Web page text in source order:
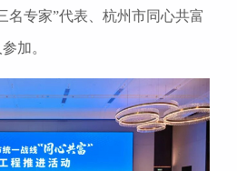
名专家”代表、杭州市同心共富
加。